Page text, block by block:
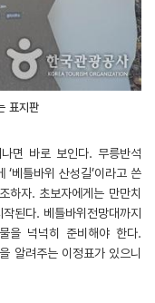
표지판
면 바로 보인다. 무릉반석
베틀바위 산성길’이라고 쓴
하자. 초보자에게는 만만치
된다. 베틀바위전망대까지
을 넉넉히 준비해야 한다.
알려주는 이정표가 있으니